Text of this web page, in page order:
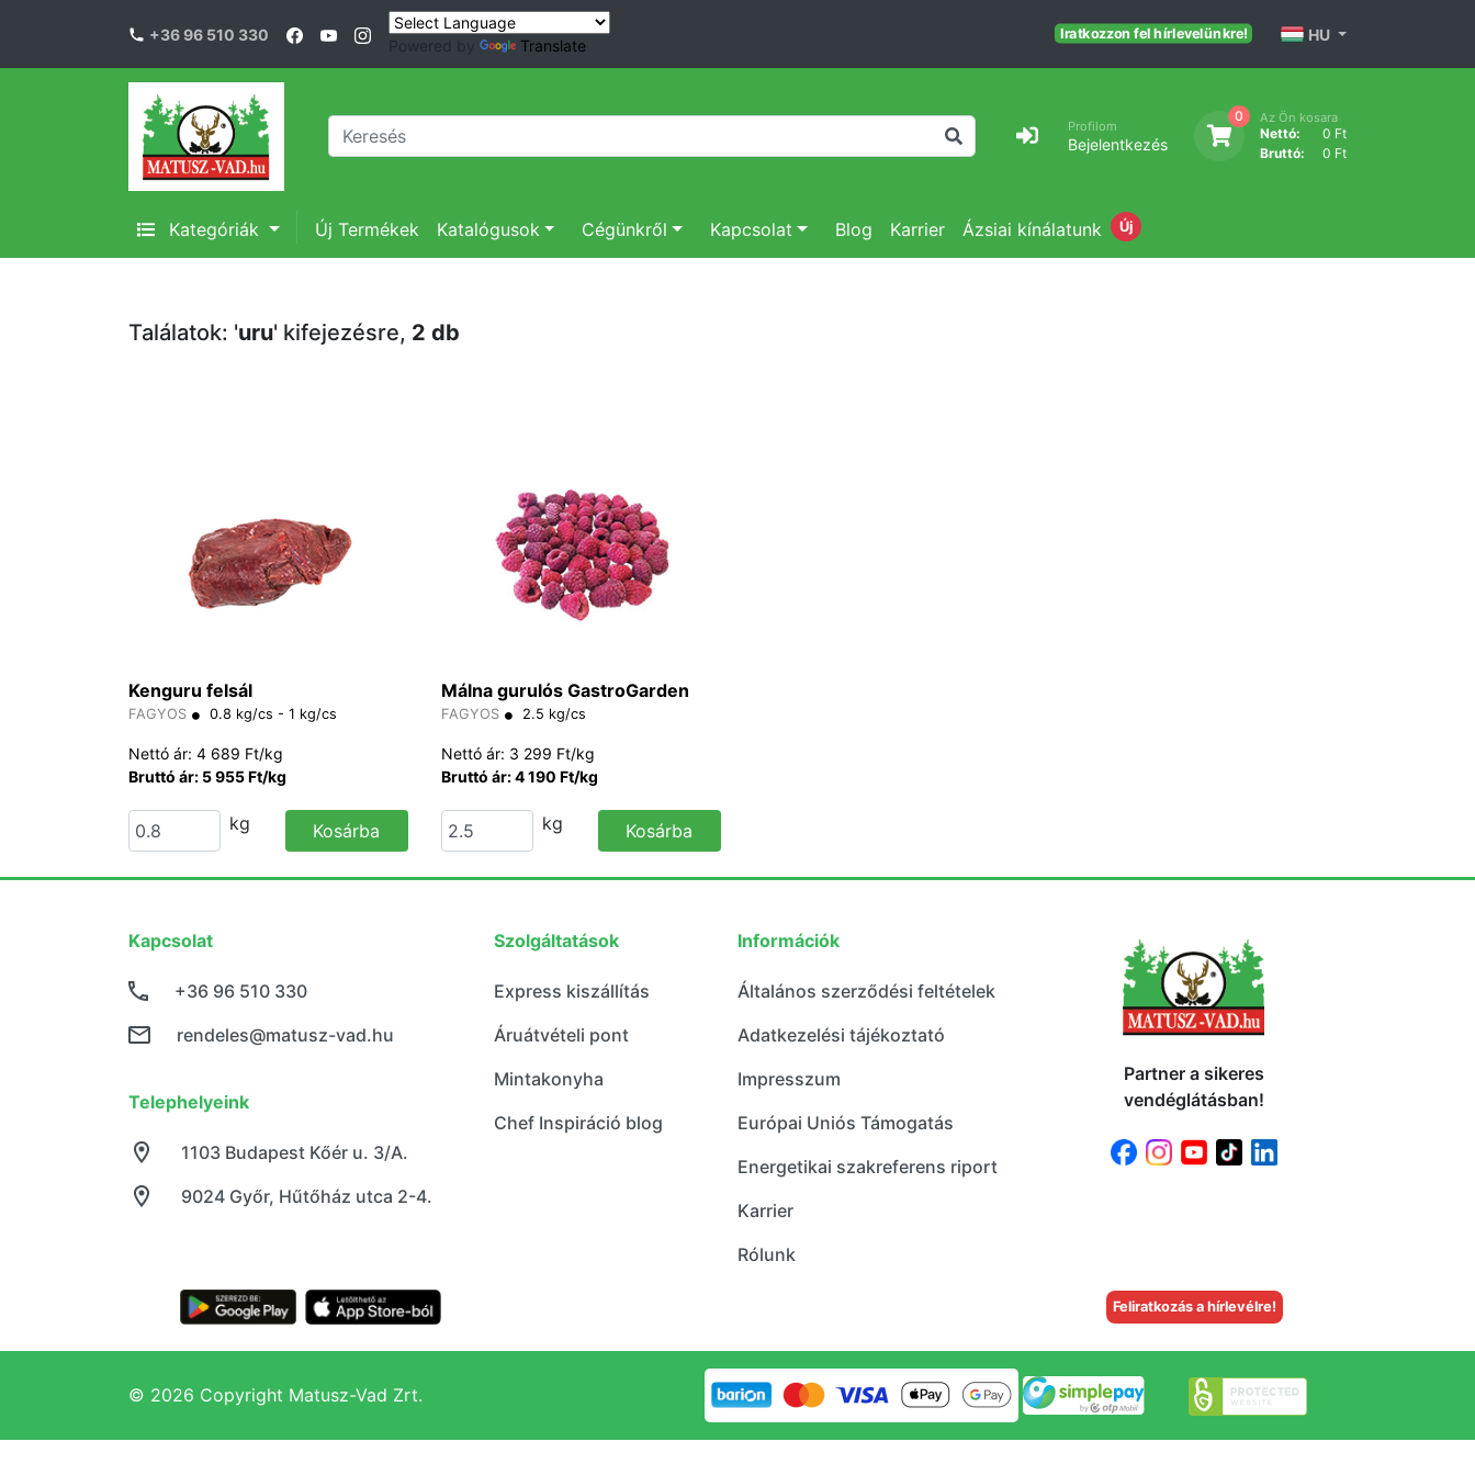
+36 96 510 330
Powered by Translate
Iratkozzon fel hírlevelünkre! HU
Profilom
Bejelentkezés
0 Az Ön kosara
Nettó:
0 Ft
Bruttó:
0 Ft
Kategóriák Új Termékek Katalógusok Cégünkről Kapcsolat Blog Karrier Ázsiai kínálatunk Új
Találatok: 'uru' kifejezésre, 2 db
Kenguru felsál
FAGYOS 0.8 kg/cs - 1 kg/cs
Nettó ár: 4 689 Ft/kg
Bruttó ár: 5 955 Ft/kg
kg Kosárba
Málna gurulós GastroGarden
FAGYOS 2.5 kg/cs
Nettó ár: 3 299 Ft/kg
Bruttó ár: 4 190 Ft/kg
kg Kosárba
Kapcsolat
+36 96 510 330
rendeles@matusz-vad.hu
Telephelyeink
9024 Győr, Hűtőház utca 2-4.
1103 Budapest Kőér u. 3/A.
Szolgáltatások
Express kiszállítás
Áruátvételi pont
Mintakonyha
Chef Inspiráció blog
Információk
Általános szerződési feltételek
Adatkezelési tájékoztató
Impresszum
Európai Uniós Támogatás
Energetikai szakreferens riport
Karrier
Rólunk
Partner a sikeres
vendéglátásban!
Feliratkozás a hírlevélre!
© 2026 Copyright Matusz-Vad Zrt.